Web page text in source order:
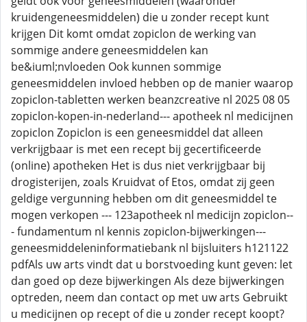
kruidengeneesmiddelen) die u zonder recept kunt
krijgen Dit komt omdat zopiclon de werking van
sommige andere geneesmiddelen kan
be&iuml;nvloeden Ook kunnen sommige
geneesmiddelen invloed hebben op de manier waarop
zopiclon-tabletten werken beanzcreative nl 2025 08 05
zopiclon-kopen-in-nederland--- apotheek nl medicijnen
zopiclon Zopiclon is een geneesmiddel dat alleen
verkrijgbaar is met een recept bij gecertificeerde
(online) apotheken Het is dus niet verkrijgbaar bij
drogisterijen, zoals Kruidvat of Etos, omdat zij geen
geldige vergunning hebben om dit geneesmiddel te
mogen verkopen --- 123apotheek nl medicijn zopiclon--
- fundamentum nl kennis zopiclon-bijwerkingen---
geneesmiddeleninformatiebank nl bijsluiters h121122
pdfAls uw arts vindt dat u borstvoeding kunt geven: let
dan goed op deze bijwerkingen Als deze bijwerkingen
optreden, neem dan contact op met uw arts Gebruikt
u medicijnen op recept of die u zonder recept koopt?